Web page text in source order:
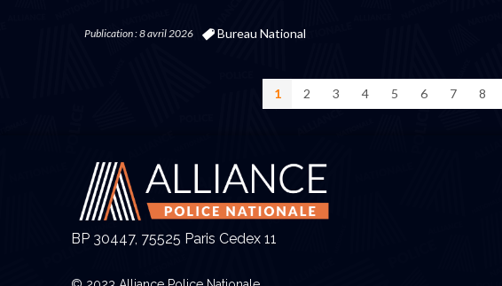
Publication : 8 avril 2026 Bureau National
1 2 3 4 5 6 7 8
BP 30447, 75525 Paris Cedex 11